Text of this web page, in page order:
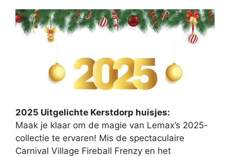
2025 Uitgelichte Kerstdorp huisjes:
Maak je klaar om de magie van Lemax’s 2025-
collectie te ervaren! Mis de spectaculaire
Carnival Village Fireball Frenzy en het